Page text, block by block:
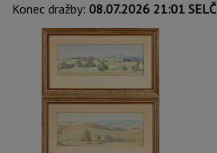
Konec dražby: 08.07.2026 21:01 SELČ